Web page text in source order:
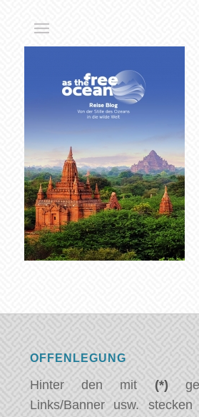
OFFENLEGUNG
Hinter den mit (*)
Links/Banner usw. stecken